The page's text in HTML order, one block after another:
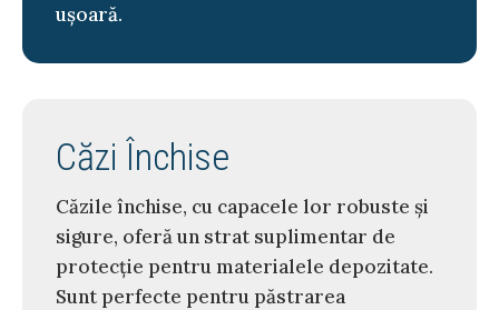
ușoară.
Căzi Închise
Căzile închise, cu capacele lor robuste și
sigure, oferă un strat suplimentar de
protecție pentru materialele depozitate.
Sunt perfecte pentru păstrarea